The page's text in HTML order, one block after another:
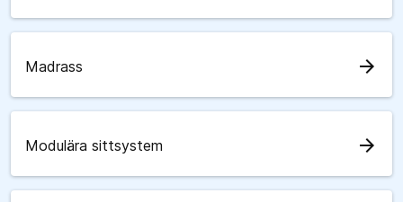
Madrass arrow_forward
Modulära sittsystem arrow_forward